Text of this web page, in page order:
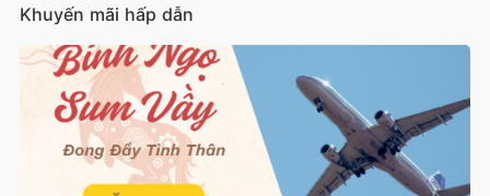
Khuyến mãi hấp dẫn